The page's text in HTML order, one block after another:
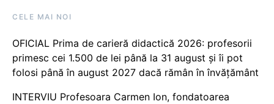
CELE MAI NOI
OFICIAL Prima de carieră didactică 2026: profesorii
primesc cei 1.500 de lei până la 31 august și îi pot
folosi până în august 2027 dacă rămân în învățământ
INTERVIU Profesoara Carmen Ion, fondatoarea